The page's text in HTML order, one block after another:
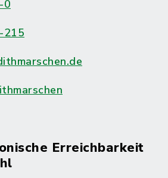
0
215
Erreichbarkeit